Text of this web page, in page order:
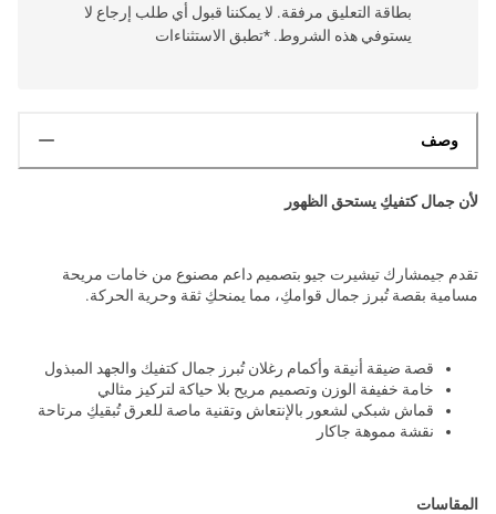
بطاقة التعليق مرفقة. لا يمكننا قبول أي طلب إرجاع لا
يستوفي هذه الشروط. *تطبق الاستثناءات
وصف
لأن جمال كتفيكِ يستحق الظهور
تقدم جيمشارك تيشيرت جيو بتصميم داعم مصنوع من خامات مريحة
مسامية بقصة تُبرز جمال قوامكِ، مما يمنحكِ ثقة وحرية الحركة.
قصة ضيقة أنيقة وأكمام رغلان تُبرز جمال كتفيك والجهد المبذول
خامة خفيفة الوزن وتصميم مريح بلا حياكة لتركيز مثالي
قماش شبكي لشعور بالإنتعاش وتقنية ماصة للعرق تُبقيكِ مرتاحة
نقشة مموهة جاكار
المقاسات